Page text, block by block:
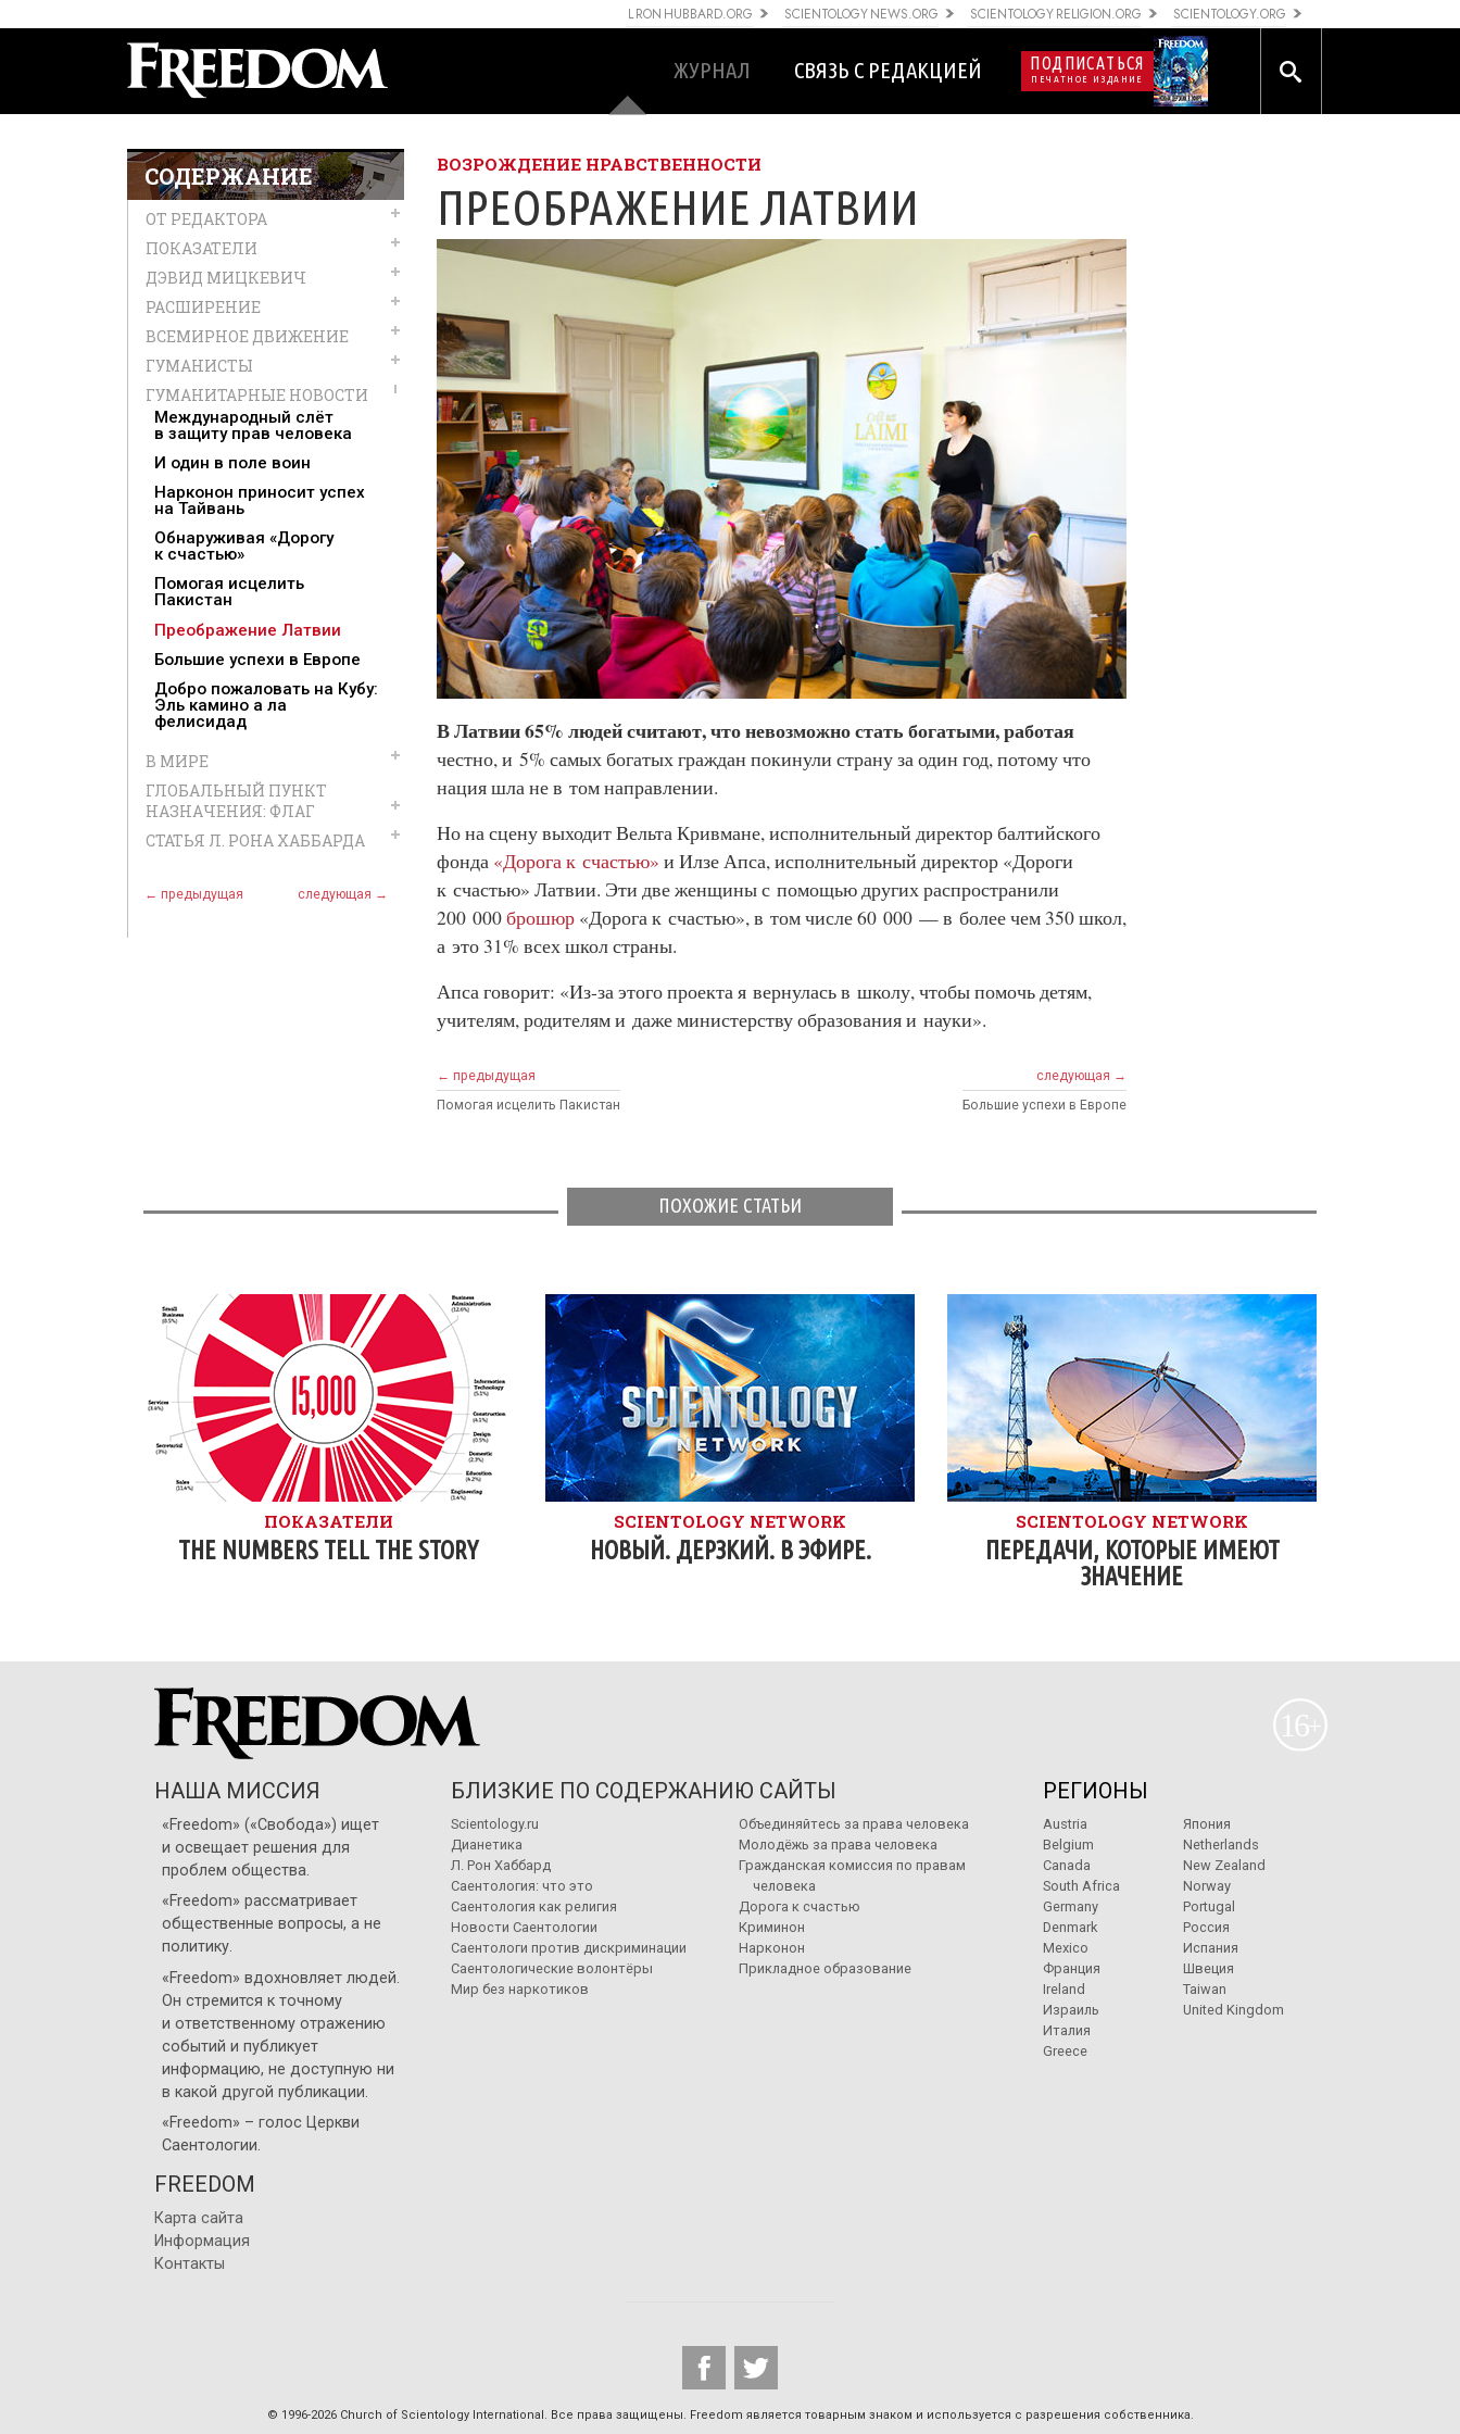
L RON HUBBARD.ORG SCIENTOLOGY NEWS.ORG SCIENTOLOGY RELIGION.ORG SCIENTOLOGY.ORG
ЖУРНАЛ СВЯЗЬ С РЕДАКЦИЕЙ ПОДПИСАТЬСЯ
ПЕЧАТНОЕ ИЗДАНИЕ
СОДЕРЖАНИЕ
ОТ РЕДАКТОРА
ПОКАЗАТЕЛИ
ДЭВИД МИЦКЕВИЧ
РАСШИРЕНИЕ
ВСЕМИРНОЕ ДВИЖЕНИЕ
ГУМАНИСТЫ
ГУМАНИТАРНЫЕ НОВОСТИ
Международный слёт
в защиту прав человека
И один в поле воин
Нарконон приносит успех
на Тайвань
Обнаруживая «Дорогу
к счастью»
Помогая исцелить
Пакистан
Преображение Латвии
Большие успехи в Европе
Добро пожаловать на Кубу:
Эль камино а ла
фелисидад
В МИРЕ
ГЛОБАЛЬНЫЙ ПУНКТ
НАЗНАЧЕНИЯ: ФЛАГ
СТАТЬЯ Л. РОНА ХАББАРДА
← предыдущая следующая →
ВОЗРОЖДЕНИЕ НРАВСТВЕННОСТИ
ПРЕОБРАЖЕНИЕ ЛАТВИИ
ВЛатвии65% людей считают, что невозможно стать богатыми, работая
честно, и 5% самых богатых граждан покинули страну за один год, потому что
нация шла не в том направлении.
Но на сцену выходит Вельта Кривмане, исполнительный директор балтийского
фонда «Дорога к счастью» и Илзе Апса, исполнительный директор «Дороги
к счастью» Латвии. Эти две женщины с помощью других распространили
200 000брошюр «Дорога к счастью», в том числе 60 000 — в более чем 350 школ,
а это 31% всех школ страны.
Апса говорит: «Из-за этого проекта я вернулась в школу, чтобы помочь детям,
учителям, родителям и даже министерству образования и науки».
← предыдущая
Помогая исцелить Пакистан
следующая →
Большие успехи в Европе
ПОХОЖИЕ СТАТЬИ
ПОКАЗАТЕЛИ
THE NUMBERS TELL THE STORY
SCIENTOLOGY NETWORK
НОВЫЙ. ДЕРЗКИЙ. В ЭФИРЕ.
SCIENTOLOGY NETWORK
ПЕРЕДАЧИ, КОТОРЫЕ ИМЕЮТ
ЗНАЧЕНИЕ
НАША МИССИЯ
«Freedom» («Свобода») ищет
и освещает решения для
проблем общества.
«Freedom» рассматривает
общественные вопросы, а не
политику.
«Freedom» вдохновляет людей.
Он стремится к точному
и ответственному отражению
событий и публикует
информацию, не доступную ни
в какой другой публикации.
«Freedom» – голос Церкви
Саентологии.
БЛИЗКИЕ ПО СОДЕРЖАНИЮ САЙТЫ
Scientology.ru
Дианетика
Л. Рон Хаббард
Саентология: что это
Саентология как религия
Новости Саентологии
Саентологи против дискриминации
Саентологические волонтёры
Мир без наркотиков
Объединяйтесь за права человека
Молодёжь за права человека
Гражданская комиссия по правам
человека
Дорога к счастью
Криминон
Нарконон
Прикладное образование
РЕГИОНЫ
Austria
Belgium
Canada
South Africa
Germany
Denmark
Mexico
Франция
Ireland
Израиль
Италия
Greece
Япония
Netherlands
New Zealand
Norway
Portugal
Россия
Испания
Швеция
Taiwan
United Kingdom
FREEDOM
Карта сайта
Информация
Контакты
© 1996-2026 Church of Scientology International. Все права защищены. Freedom является товарным знаком и используется с разрешения собственника.